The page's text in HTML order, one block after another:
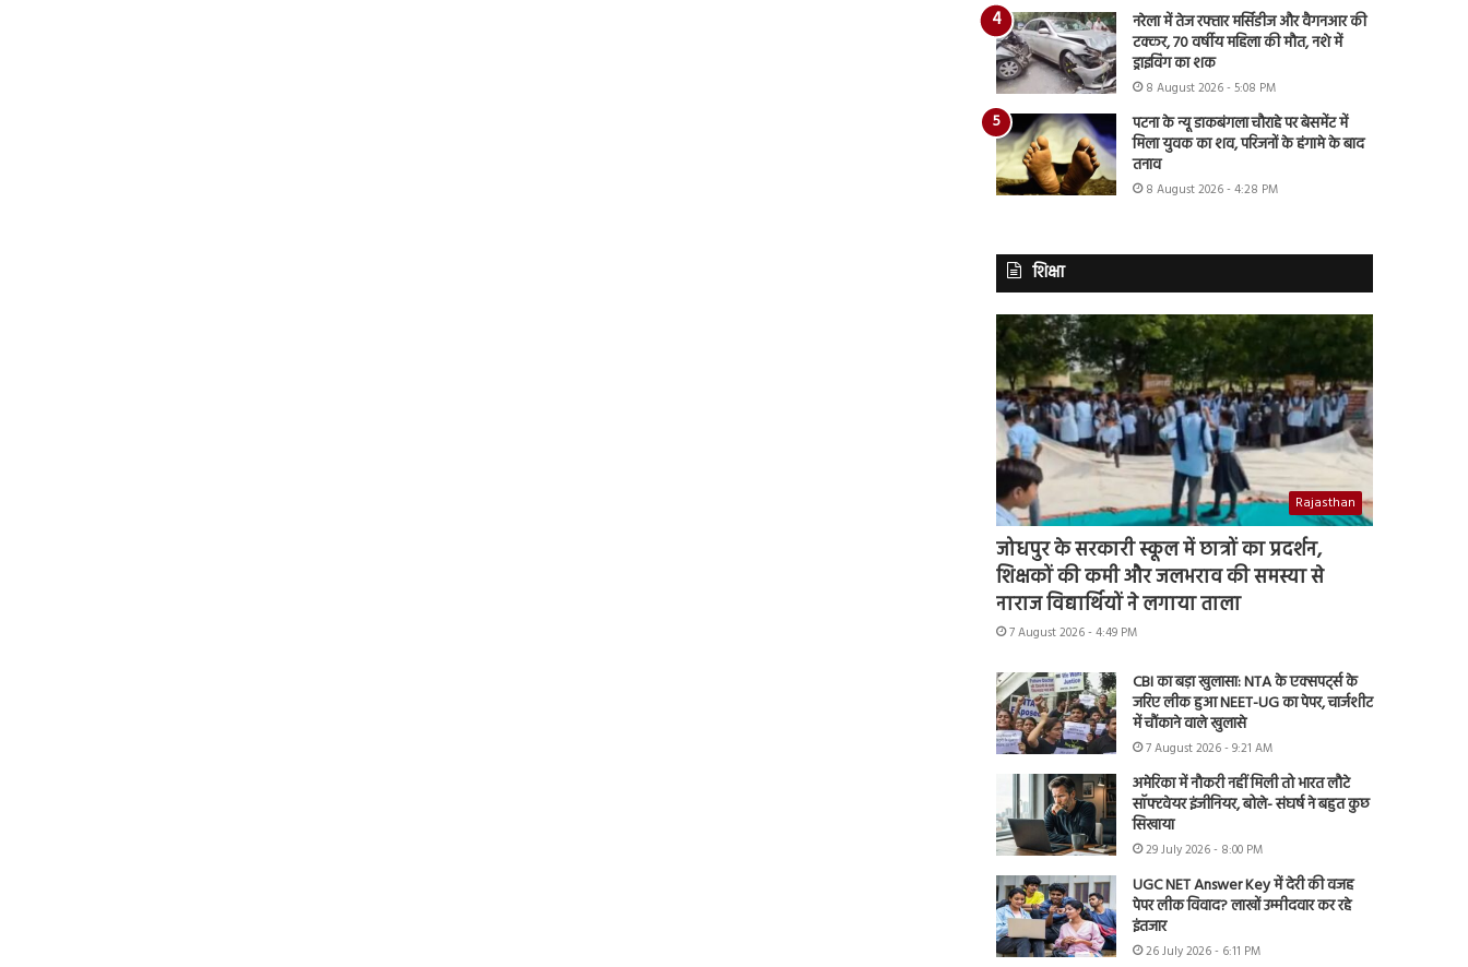
नरेला में तेज रफ्तार मर्सिडीज और वैगनआर की
टक्कर, 70 वर्षीय महिला की मौत, नशे में
ड्राइविंग का शक
8 August 2026 - 5:08 PM
पटना के न्यू डाकबंगला चौराहे पर बेसमेंट में
मिला युवक का शव, परिजनों के हंगामे के बाद
तनाव
8 August 2026 - 4:28 PM
शिक्षा
Rajasthan
जोधपुर के सरकारी स्कूल में छात्रों का प्रदर्शन,
शिक्षकों की कमी और जलभराव की समस्या से
नाराज विद्यार्थियों ने लगाया ताला
7 August 2026 - 4:49 PM
CBI का बड़ा खुलासा: NTA के एक्सपर्ट्स के
जरिए लीक हुआ NEET-UG का पेपर, चार्जशीट
में चौंकाने वाले खुलासे
7 August 2026 - 9:21 AM
अमेरिका में नौकरी नहीं मिली तो भारत लौटे
सॉफ्टवेयर इंजीनियर, बोले- संघर्ष ने बहुत कुछ
सिखाया
29 July 2026 - 8:00 PM
UGC NET Answer Key में देरी की वजह
पेपर लीक विवाद? लाखों उम्मीदवार कर रहे
इंतजार
26 July 2026 - 6:11 PM